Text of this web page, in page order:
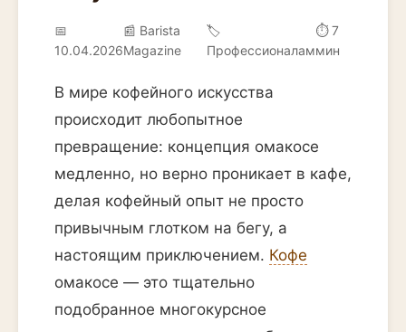
📅
10.04.2026
📰 Barista
Magazine
🏷️
Профессионалам
⏱ 7
мин
В мире кофейного искусства
происходит любопытное
превращение: концепция омакосе
медленно, но верно проникает в кафе,
делая кофейный опыт не просто
привычным глотком на бегу, а
настоящим приключением. Кофе
омакосе — это тщательно
подобранное многокурсное